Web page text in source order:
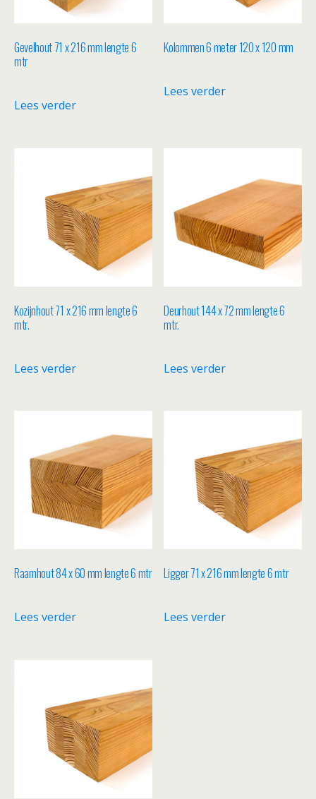
Gevelhout 71 x 216 mm lengte 6
mtr
Lees verder
Kolommen 6 meter 120 x 120 mm
Lees verder
Kozijnhout 71 x 216 mm lengte 6
mtr.
Lees verder
Deurhout 144 x 72 mm lengte 6
mtr.
Lees verder
Raamhout 84 x 60 mm lengte 6 mtr
Lees verder
Ligger 71 x 216 mm lengte 6 mtr
Lees verder